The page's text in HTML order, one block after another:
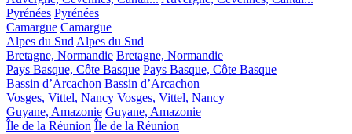
Pyrénées Pyrénées
Camargue Camargue
Alpes du SudAlpes du Sud
Bretagne, Normandie Bretagne, Normandie
Pays Basque, Côte Basque Pays Basque, Côte Basque
Bassin d’Arcachon Bassin d’Arcachon
Vosges, Vittel, Nancy Vosges, Vittel, Nancy
Guyane, Amazonie Guyane, Amazonie
Île de la Réunion Île de la Réunion